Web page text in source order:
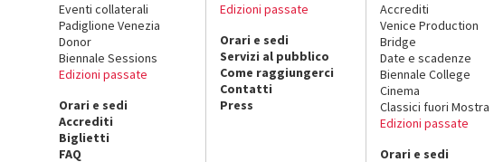
Eventi collaterali
Padiglione Venezia
Donor
Biennale Sessions
Edizioni passate
Orari e sedi
Accrediti
Biglietti
FAQ
Edizioni passate
Orari e sedi
Servizi al pubblico
Come raggiungerci
Contatti
Press
Accrediti
Venice Production
Bridge
Date e scadenze
Biennale College
Cinema
Classici fuori Mostra
Edizioni passate
Orari e sedi